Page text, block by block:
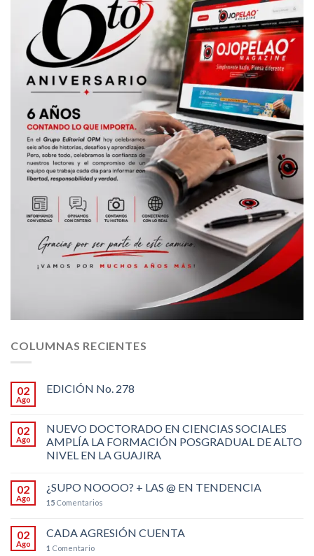
COLUMNAS RECIENTES
02
Ago
EDICIÓN No. 278
02
Ago
NUEVO DOCTORADO EN CIENCIAS SOCIALES
AMPLÍA LA FORMACIÓN POSGRADUAL DE ALTO
NIVEL EN LA GUAJIRA
02
Ago
¿SUPO NOOOO? + LAS @ EN TENDENCIA
15 Comentarios
02
Ago
CADA AGRESIÓN CUENTA
1 Comentario